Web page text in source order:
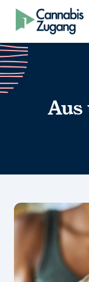
Skip to content
Aus